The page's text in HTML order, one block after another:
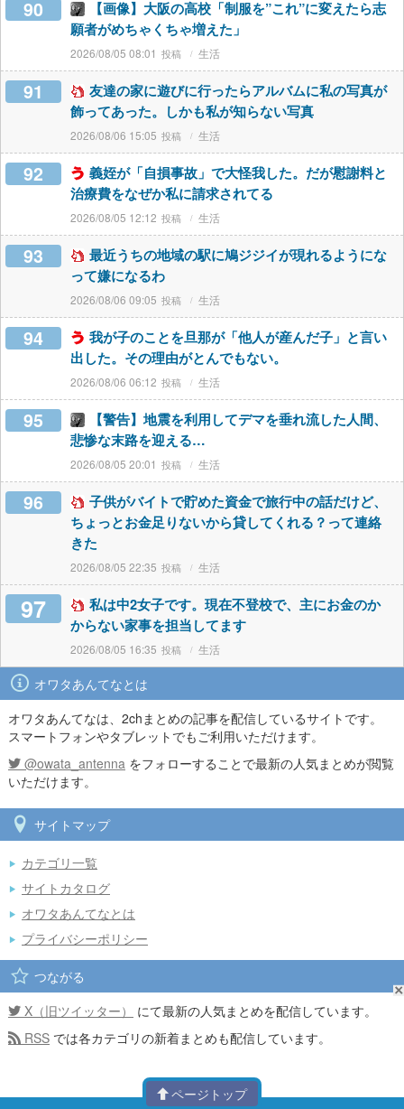
90
【画像】大阪の高校「制服を”これ”に変えたら志
願者がめちゃくちゃ増えた」
2026/08/05 08:01 生活
91
友達の家に遊びに行ったらアルバムに私の写真が
飾ってあった。しかも私が知らない写真
2026/08/06 15:05 生活
92
義姪が「自損事故」で大怪我した。だが慰謝料と
治療費をなぜか私に請求されてる
2026/08/05 12:12 生活
93
最近うちの地域の駅に鳩ジジイが現れるようにな
って嫌になるわ
2026/08/06 09:05 生活
94
我が子のことを旦那が「他人が産んだ子」と言い
出した。その理由がとんでもない。
2026/08/06 06:12 生活
95
【警告】地震を利用してデマを垂れ流した人間、
悲惨な末路を迎える…
2026/08/05 20:01 生活
96
子供がバイトで貯めた資金で旅行中の話だけど、
ちょっとお金足りないから貸してくれる？って連絡
きた
2026/08/05 22:35 生活
97
私は中2女子です。現在不登校で、主にお金のか
からない家事を担当してます
2026/08/05 16:35 生活
オワタあんてなとは
オワタあんてなは、2chまとめの記事を配信しているサイトです。
スマートフォンやタブレットでもご利用いただけます。
@owata_antenna をフォローすることで最新の人気まとめが閲覧
いただけます。
サイトマップ
カテゴリ一覧
サイトカタログ
オワタあんてなとは
プライバシーポリシー
つながる
X（旧ツイッター）
にて最新の人気まとめを配信しています。
RSS では各カテゴリの新着まとめも配信しています。
ページトップ